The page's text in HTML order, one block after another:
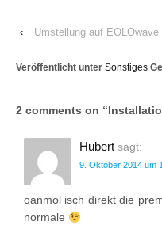
‹ Umstellung auf EOLOwave
Veröffentlicht unter Sonstiges
2 comments on “
Hubert sagt:
9. Oktober 2014 um
oanmol isch direkt die
normale